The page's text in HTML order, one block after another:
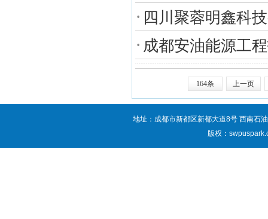
· 四川聚蓉明鑫科
· 成都安油能源工
164条 上一页
地址：成都市新都区新都大道8号 西南
版权：